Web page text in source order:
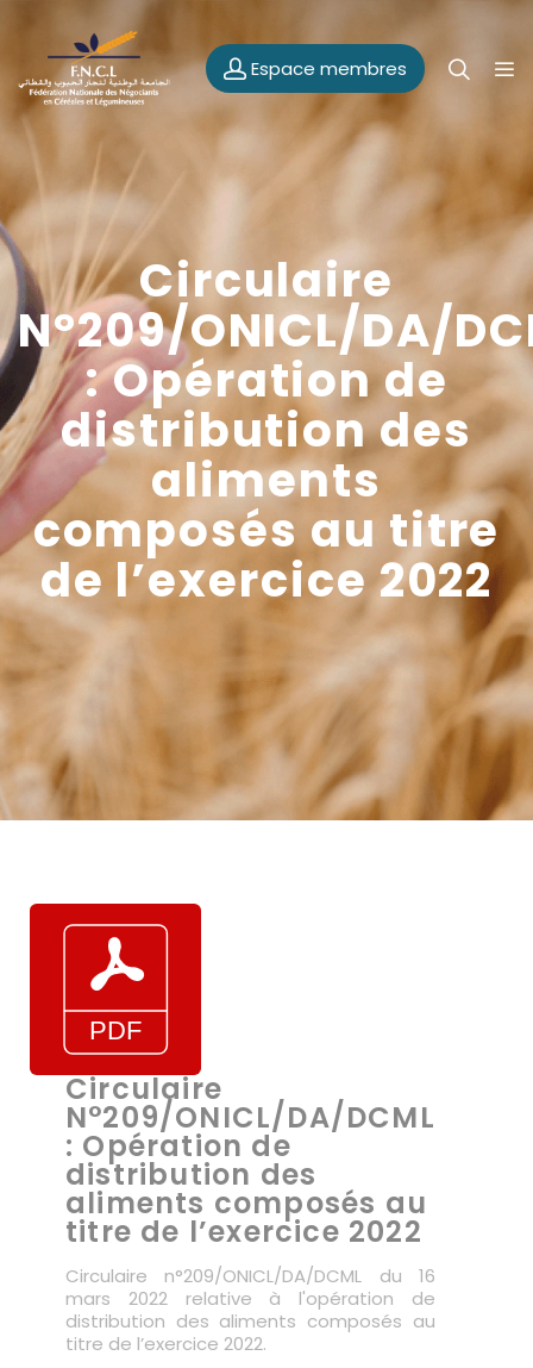
Espace membres
Circulaire
N°209/ONICL/DA/
: Opération de
distribution des
aliments
composés au titre
de l’exercice 2022
Circulaire
N°209/ONICL/DA/DCML
: Opération de
distribution des
aliments composés au
titre de l’exercice 2022
Circulaire n°209/ONICL/DA/DCML du 16
mars 2022 relative à l'opération de
distribution des aliments composés au
titre de l’exercice 2022.